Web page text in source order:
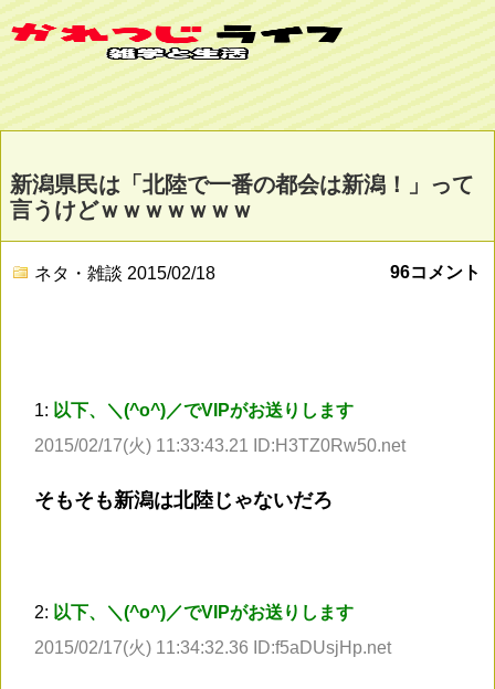
新潟県民は「北陸で一番の都会は新潟！」って
言うけどｗｗｗｗｗｗｗ
ネタ・雑談 2015/02/18 96コメント
1: 以下、＼(^o^)／でVIPがお送りします
2015/02/17(火) 11:33:43.21 ID:H3TZ0Rw50.net
そもそも新潟は北陸じゃないだろ
2: 以下、＼(^o^)／でVIPがお送りします
2015/02/17(火) 11:34:32.36 ID:f5aDUsjHp.net